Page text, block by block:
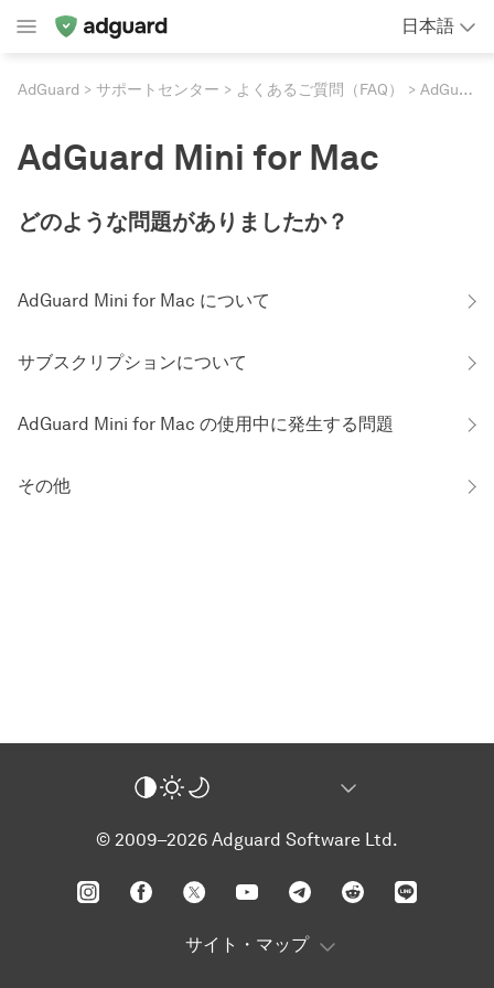
日本語
AdGuard サポートセンター よくあるご質問（FAQ） AdGuard Mini for Mac
AdGuard Mini for Mac
どのような問題がありましたか？
AdGuard Mini for Mac について
サブスクリプションについて
AdGuard Mini for Mac の使用中に発生する問題
その他
© 2009–2026 Adguard Software Ltd.
サイト・マップ